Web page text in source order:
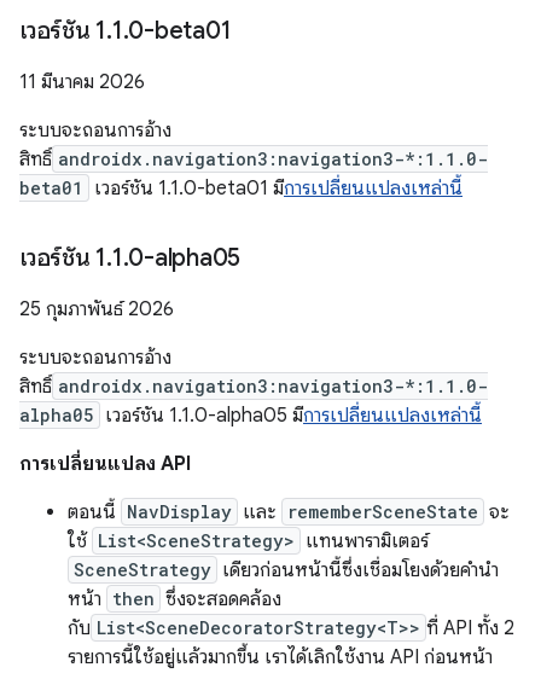
เวอร์ชัน 1.1.0-beta01
11 มีนาคม 2026
ระบบจะถอนการอ้าง
สิทธิ์ androidx.navigation3:navigation3-*:1.1.0-
beta01
เวอร์ชัน 1.1.0-beta01 มีการเปลี่ยนแปลงเหล่านี้
เวอร์ชัน 1.1.0-alpha05
25 กุมภาพันธ์ 2026
ระบบจะถอนการอ้าง
สิทธิ์ androidx.navigation3:navigation3-*:1.1.0-
alpha05 เวอร์ชัน 1.1.0-alpha05 มีการเปลี่ยนแปลงเหล่านี้
การเปลี่ยนแปลง API
ตอนนี้ NavDisplay และ rememberSceneState จะ
ใช้ List<SceneStrategy> แทนพารามิเตอร์
SceneStrategy เดียวก่อนหน้านี้ซึ่งเชื่อมโยงด้วยคำนำ
หน้า then ซึ่งจะสอดคล้อง
กับ List<SceneDecoratorStrategy<T>> ที่ API ทั้ง 2
รายการนี้ใช้อยู่แล้วมากขึ้น เราได้เลิกใช้งาน API ก่อนหน้า